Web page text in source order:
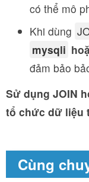
có thể mô
Khi dùng
mysqli
đảm bảo
Sử dụng JOIN
tổ chức dữ liệu
Cùng